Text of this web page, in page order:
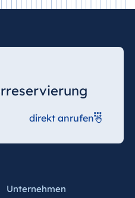
direkt anrufen
Unternehmen